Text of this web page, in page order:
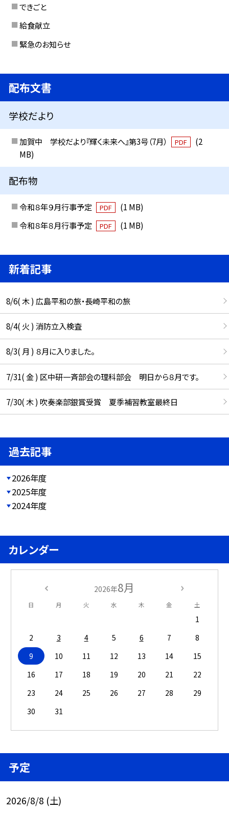
できごと
給食献立
緊急のお知らせ
配布文書
学校だより
加賀中 学校だより『輝く未来へ』第3号（7月） PDF
(2
MB)
配布物
令和８年９月行事予定 PDF
(1 MB)
令和８年８月行事予定
PDF (1 MB)
新着記事
8/6( 木 ) 広島平和の旅・長崎平和の旅
8/4( 火 ) 消防立入検査
8/3( 月 ) ８月に入りました。
7/31( 金 ) 区中研一斉部会の理科部会 明日から８月です。
7/30( 木 ) 吹奏楽部銀賞受賞 夏季補習教室最終日
過去記事
2026年度
2025年度
2024年度
カレンダー
2026年8月
日 月 火 水 木 金 土
1
2
3 4 5 6 7
8
9
10 11 12 13 14
15
16
17 18 19 20 21
22
23
24 25 26 27 28
29
30
31
予定
2026/8/8 (土)